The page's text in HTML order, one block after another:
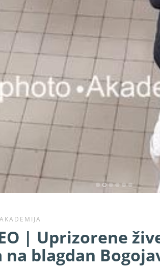
AKADEMIJA
| Uprizorene
na blagdan